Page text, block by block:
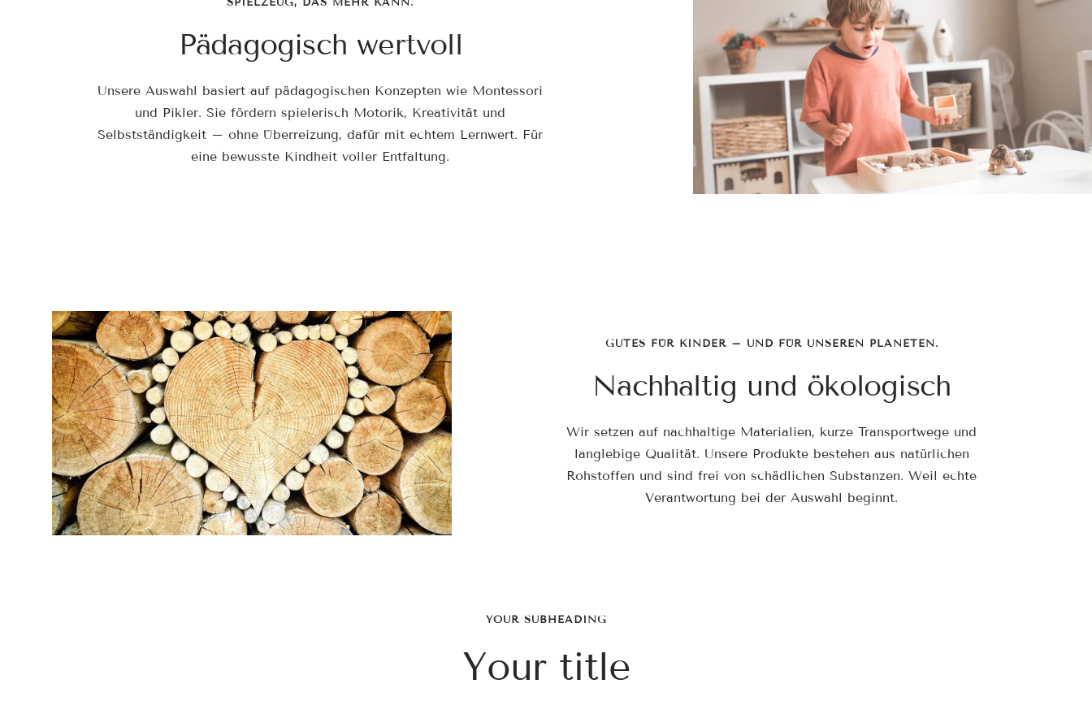
Pädagogisch wertvoll
Unsere Auswahl basiert auf pädagogischen Konzepten wie Montessori
und Pikler. Sie fördern spielerisch Motorik, Kreativität und
Selbstständigkeit – ohne Überreizung, dafür mit echtem Lernwert. Für
eine bewusste Kindheit voller Entfaltung.
GUTES FÜR KINDER – UND FÜR UNSEREN PLANETEN.
Nachhaltig und ökologisch
Wir setzen auf nachhaltige Materialien, kurze Transportwege und
langlebige Qualität. Unsere Produkte bestehen aus natürlichen
Rohstoffen und sind frei von schädlichen Substanzen. Weil echte
Verantwortung bei der Auswahl beginnt.
YOUR SUBHEADING
Your title